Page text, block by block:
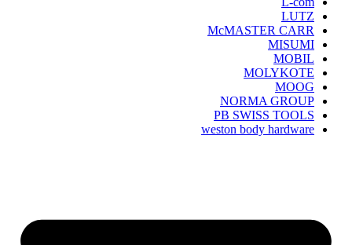
LUTZ
McMASTER CARR
MISUMI
MOBIL
MOLYKOTE
MOOG
NORMA GROUP
PB SWISS TOOLS
weston body hardware